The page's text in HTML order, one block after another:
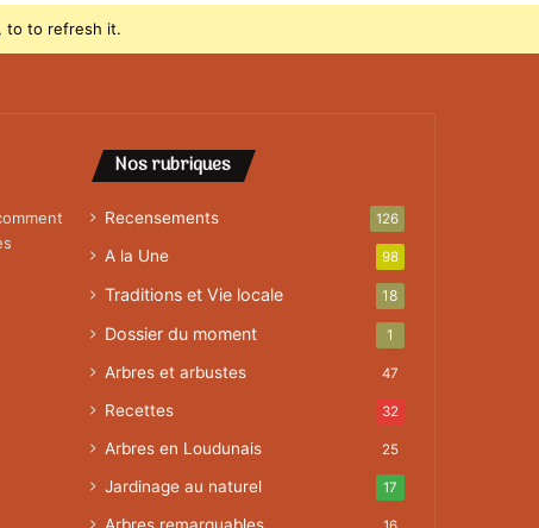
to to refresh it.
Nos rubriques
Recensements 126
A la Une 98
Traditions et Vie locale 18
Dossier du moment 1
Arbres et arbustes 47
Recettes 32
Arbres en Loudunais 25
Jardinage au naturel 17